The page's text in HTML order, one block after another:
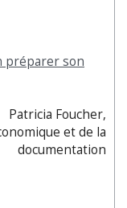
préparer son
Patricia Foucher,
et de la
documentation